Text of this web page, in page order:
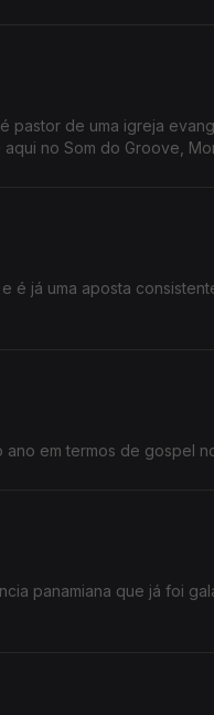
de uma igreja
aqui no Som do Groove,
é já uma aposta
em termos de gospel
panamiana que já foi